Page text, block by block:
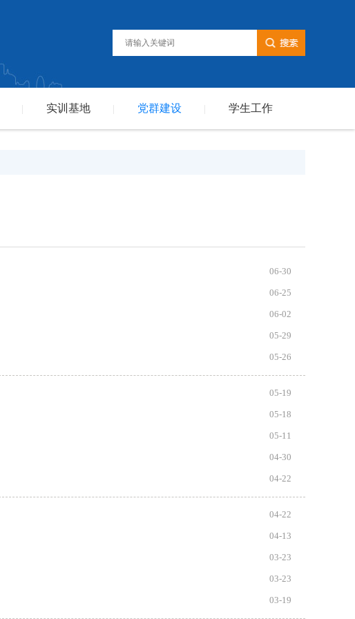
实训基地 党群建设 学生工作
06-30
06-25
06-02
05-29
05-26
05-19
05-18
05-11
04-30
04-22
04-22
04-13
03-23
03-23
03-19